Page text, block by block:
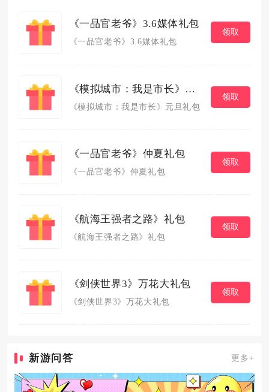
《一品官老爷》3.6媒体礼包
《一品官老爷》3.6媒体礼包
领取
《模拟城市：我是市长》元旦礼包
《模拟城市：我是市长》元旦礼包
领取
《一品官老爷》仲夏礼包
《一品官老爷》仲夏礼包
领取
《航海王强者之路》礼包
《航海王强者之路》礼包
领取
《剑侠世界3》万花大礼包
《剑侠世界3》万花大礼包
领取
新游问答 更多+